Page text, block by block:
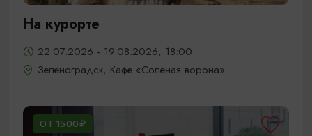
На курорте
22.07.2026 - 19.08.2026, 18:00
Зеленоградск, Кафе «Соленая ворона»
ОТ 1500₽